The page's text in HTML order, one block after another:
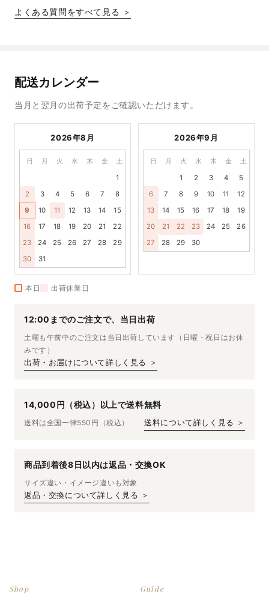
よくある質問をすべて見る ＞
配送カレンダー
当月と翌月の出荷予定をご確認いただけます。
2026年8月
日 月 火 水 木 金 土
1
2
3 4 5 6 7
8
9
10 11 12 13 14
15
16
17 18 19 20 21
22
23
24 25 26 27 28
29
30
31
2026年9月
日 月 火 水 木 金 土
1 2 3 4
5
6
7 8 9 10 11
12
13
14 15 16 17 18
19
20
21 22 23 24 25
26
27
28 29 30
本日 出荷休業日
12:00までのご注文で、当日出荷
土曜も午前中のご注文は当日出荷しています（日曜・祝日はお休
みです）
出荷・お届けについて詳しく見る ＞
14,000円（税込）以上で送料無料
送料は全国一律550円（税込） 送料について詳しく見る ＞
商品到着後8日以内は返品・交換OK
サイズ違い・イメージ違いも対象
返品・交換について詳しく見る ＞
Shop Guide